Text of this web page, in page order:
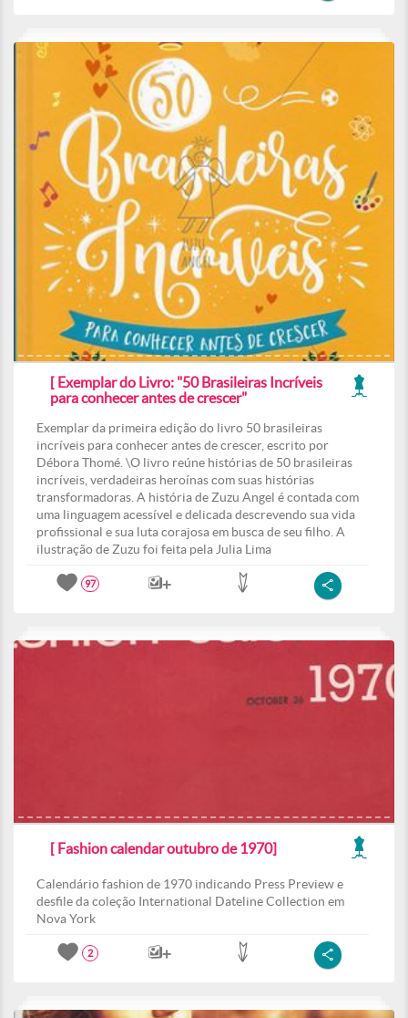
[ Exemplar do Livro: "50 Brasileiras Incríveis
para conhecer antes de crescer"
Exemplar da primeira edição do livro 50 brasileiras
incríveis para conhecer antes de crescer, escrito por
Débora Thomé. \O livro reúne histórias de 50 brasileiras
incríveis, verdadeiras heroínas com suas histórias
transformadoras. A história de Zuzu Angel é contada com
uma linguagem acessível e delicada descrevendo sua vida
profissional e sua luta corajosa em busca de seu filho. A
ilustração de Zuzu foi feita pela Julia Lima
97
[ Fashion calendar outubro de 1970]
Calendário fashion de 1970 indicando Press Preview e
desfile da coleção International Dateline Collection em
Nova York
2